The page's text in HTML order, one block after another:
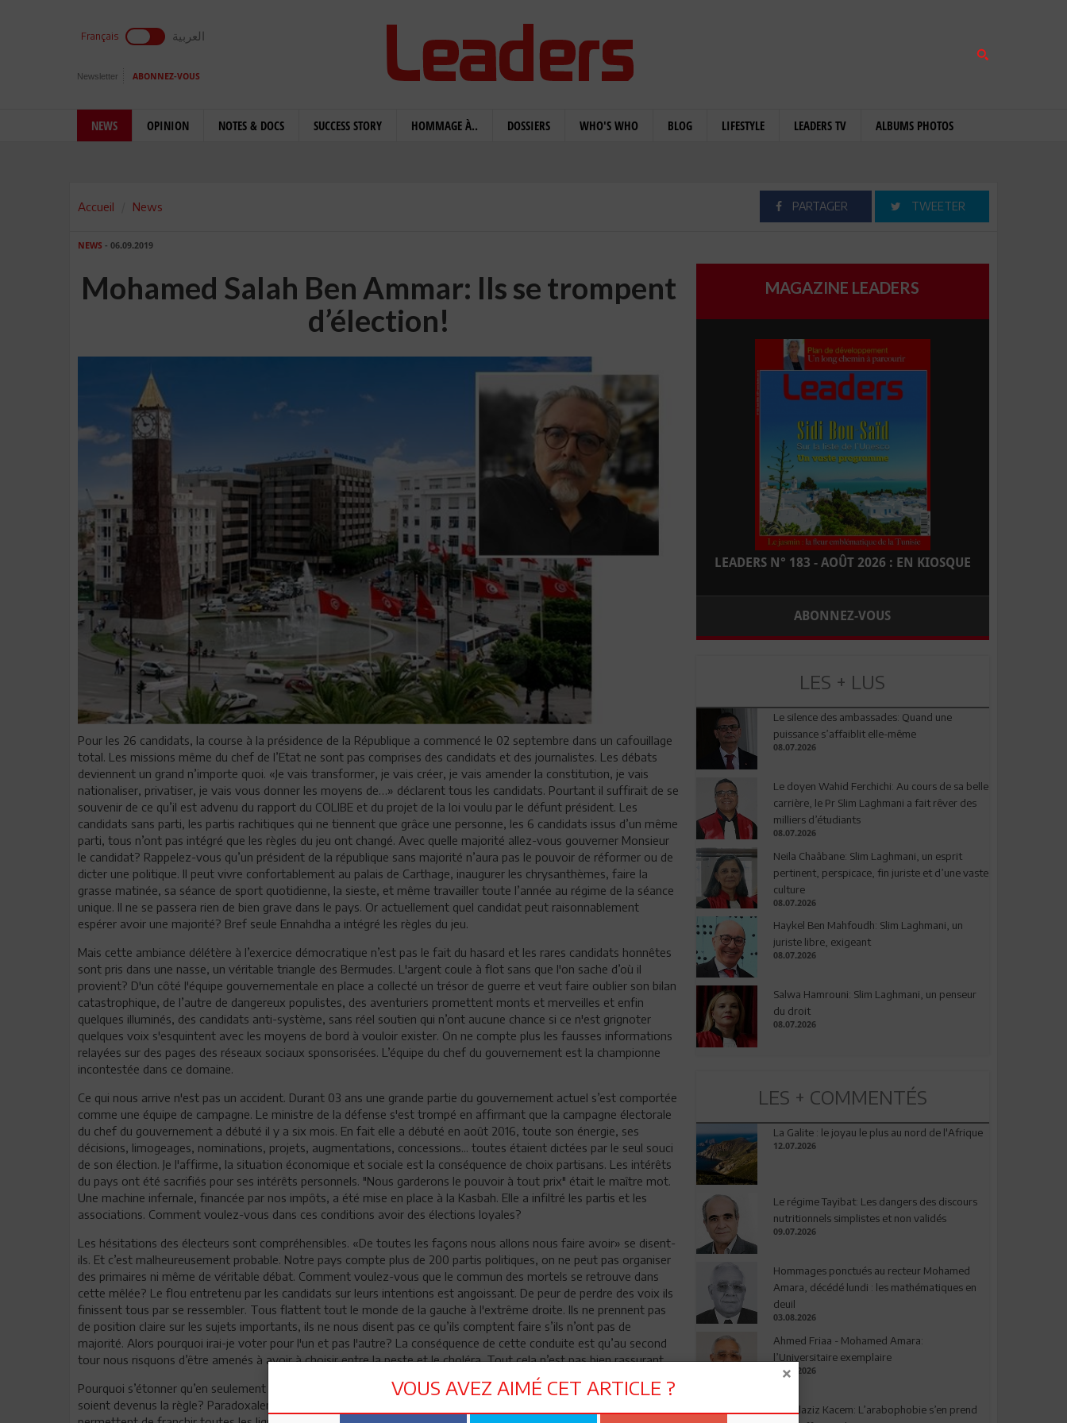
Français العربية
Newsletter ABONNEZ-VOUS
NEWS OPINION NOTES & DOCS SUCCESS STORY HOMMAGE À.. DOSSIERS WHO'S WHO BLOG LIFESTYLE LEADERS TV ALBUMS PHOTOS
Accueil News PARTAGER TWEETER
NEWS - 06.09.2019
Mohamed Salah Ben Ammar: Ils se trompent
d’élection!
Pour les 26 candidats, la course à la présidence de la République a commencé le 02 septembre dans un cafouillage
total. Les missions même du chef de l’Etat ne sont pas comprises des candidats et des journalistes. Les débats
deviennent un grand n’importe quoi. «Je vais transformer, je vais créer, je vais amender la constitution, je vais
nationaliser, privatiser, je vais vous donner les moyens de…» déclarent tous les candidats. Pourtant il suffirait de se
souvenir de ce qu’il est advenu du rapport du COLIBE et du projet de la loi voulu par le défunt président. Les
candidats sans parti, les partis rachitiques qui ne tiennent que grâce une personne, les 6 candidats issus d’un même
parti, tous n’ont pas intégré que les règles du jeu ont changé. Avec quelle majorité allez-vous gouverner Monsieur
le candidat? Rappelez-vous qu’un président de la république sans majorité n’aura pas le pouvoir de réformer ou de
dicter une politique. Il peut vivre confortablement au palais de Carthage, inaugurer les chrysanthèmes, faire la
grasse matinée, sa séance de sport quotidienne, la sieste, et même travailler toute l’année au régime de la séance
unique. Il ne se passera rien de bien grave dans le pays. Or actuellement quel candidat peut raisonnablement
espérer avoir une majorité? Bref seule Ennahdha a intégré les règles du jeu.
Mais cette ambiance délétère à l’exercice démocratique n’est pas le fait du hasard et les rares candidats honnêtes
sont pris dans une nasse, un véritable triangle des Bermudes. L'argent coule à flot sans que l'on sache d’où il
provient? D'un côté l'équipe gouvernementale en place a collecté un trésor de guerre et veut faire oublier son bilan
catastrophique, de l’autre de dangereux populistes, des aventuriers promettent monts et merveilles et enfin
quelques illuminés, des candidats anti-système, sans réel soutien qui n’ont aucune chance si ce n'est grignoter
quelques voix s'esquintent avec les moyens de bord à vouloir exister. On ne compte plus les fausses informations
relayées sur des pages des réseaux sociaux sponsorisées. L’équipe du chef du gouvernement est la championne
incontestée dans ce domaine.
Ce qui nous arrive n'est pas un accident. Durant 03 ans une grande partie du gouvernement actuel s’est comportée
comme une équipe de campagne. Le ministre de la défense s'est trompé en affirmant que la campagne électorale
du chef du gouvernement a débuté il y a six mois. En fait elle a débuté en août 2016, toute son énergie, ses
décisions, limogeages, nominations, projets, augmentations, concessions... toutes étaient dictées par le seul souci
de son élection. Je l'affirme, la situation économique et sociale est la conséquence de choix partisans. Les intérêts
du pays ont été sacrifiés pour ses intérêts personnels. "Nous garderons le pouvoir à tout prix" était le maître mot.
Une machine infernale, financée par nos impôts, a été mise en place à la Kasbah. Elle a infiltré les partis et les
associations. Comment voulez-vous dans ces conditions avoir des élections loyales?
Les hésitations des électeurs sont compréhensibles. «De toutes les façons nous allons nous faire avoir» se disent-
ils. Et c’est malheureusement probable. Notre pays compte plus de 200 partis politiques, on ne peut pas organiser
des primaires ni même de véritable débat. Comment voulez-vous que le commun des mortels se retrouve dans
cette mêlée? Le flou entretenu par les candidats sur leurs intentions est angoissant. De peur de perdre des voix ils
finissent tous par se ressembler. Tous flattent tout le monde de la gauche à l'extrême droite. Ils ne prennent pas
de position claire sur les sujets importants, ils ne nous disent pas ce qu’ils comptent faire s’ils n’ont pas de
majorité. Alors pourquoi irai-je voter pour l'un et pas l'autre? La conséquence de cette conduite est qu’au second
tour nous risquons d’être amenés à avoir à choisir entre la peste et le choléra. Tout cela n’est pas bien rassurant.
Pourquoi s’étonner qu’en seulement 04 jours de campagne, les dérapages, les dénonciations et les coups bas
soient devenus la règle? Paradoxalement, à moins de 10 jours du premier tour, ceux qui sont encore en liberté se
MAGAZINE LEADERS
LEADERS N° 183 - AOÛT 2026 : EN KIOSQUE
ABONNEZ-VOUS
LES + LUS
Le silence des ambassades: Quand une
puissance s’affaiblit elle-même
08.07.2026
Le doyen Wahid Ferchichi: Au cours de sa belle
carrière, le Pr Slim Laghmani a fait rêver des
milliers d’étudiants
08.07.2026
Neila Chaâbane: Slim Laghmani, un esprit
pertinent, perspicace, fin juriste et d’une vaste
culture
08.07.2026
Haykel Ben Mahfoudh: Slim Laghmani, un
juriste libre, exigeant
08.07.2026
Salwa Hamrouni: Slim Laghmani, un penseur
du droit
08.07.2026
LES + COMMENTÉS
La Galite : le joyau le plus au nord de l'Afrique
12.07.2026
Le régime Tayibat: Les dangers des discours
nutritionnels simplistes et non validés
09.07.2026
Hommages ponctués au recteur Mohamed
Amara, décédé lundi : les mathématiques en
deuil
03.08.2026
Ahmed Friaa - Mohamed Amara:
l’Universitaire exemplaire
04.08.2026
Abdelaziz Kacem: L’arabophobie s’en prend
VOUS AVEZ AIMÉ CET ARTICLE ?